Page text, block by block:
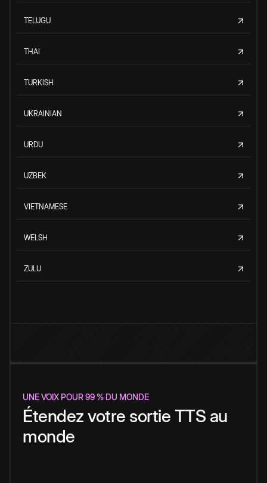
TELUGU
THAI
TURKISH
UKRAINIAN
URDU
UZBEK
VIETNAMESE
WELSH
ZULU
UNE VOIX POUR 99 % DU MONDE
Étendez votre sortie TTS au
monde